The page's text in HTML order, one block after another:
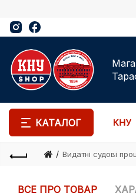
КАТАЛОГ
Видатні судові
ВСЕ ПРО ТОВАР